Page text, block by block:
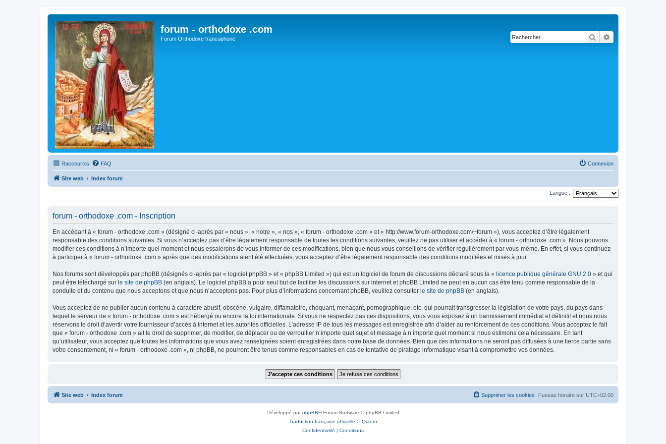
forum - orthodoxe .com
Forum Orthodoxe francophone Rechercher
Raccourcis FAQ Connexion
Site web Index forum
Langue :
forum - orthodoxe .com - Inscription
En accédant à « forum - orthodoxe .com » (désigné ci-après par « nous », « notre », « nos », « forum - orthodoxe .com » et « http://www.forum-orthodoxe.com/~forum »), vous acceptez d’être légalement
responsable des conditions suivantes. Si vous n’acceptez pas d’être légalement responsable de toutes les conditions suivantes, veuillez ne pas utiliser et accéder à « forum - orthodoxe .com ». Nous pouvons
modifier ces conditions à n’importe quel moment et nous essaierons de vous informer de ces modifications, bien que nous vous conseillons de vérifier régulièrement par vous-même. En effet, si vous continuez
à participer à « forum - orthodoxe .com » après que des modifications aient été effectuées, vous acceptez d’être légalement responsable des conditions modifiées et mises à jour.
Nos forums sont développés par phpBB (désignés ci-après par « logiciel phpBB » et « phpBB Limited ») qui est un logiciel de forum de discussions déclaré sous la « licence publique générale GNU 2.0 » et qui
peut être téléchargé sur le site de phpBB (en anglais). Le logiciel phpBB a pour seul but de faciliter les discussions sur internet et phpBB Limited ne peut en aucun cas être tenu comme responsable de la
conduite et du contenu que nous acceptons et que nous n’acceptons pas. Pour plus d’informations concernant phpBB, veuillez consulter le site de phpBB (en anglais).
Vous acceptez de ne publier aucun contenu à caractère abusif, obscène, vulgaire, diffamatoire, choquant, menaçant, pornographique, etc. qui pourrait transgresser la législation de votre pays, du pays dans
lequel le serveur de « forum - orthodoxe .com » est hébergé ou encore la loi internationale. Si vous ne respectez pas ces dispositions, vous vous exposez à un bannissement immédiat et définitif et nous nous
réservons le droit d’avertir votre fournisseur d’accès à internet et les autorités officielles. L’adresse IP de tous les messages est enregistrée afin d’aider au renforcement de ces conditions. Vous acceptez le fait
que « forum - orthodoxe .com » ait le droit de supprimer, de modifier, de déplacer ou de verrouiller n’importe quel sujet et message à n’importe quel moment si nous estimons cela nécessaire. En tant
qu’utilisateur, vous acceptez que toutes les informations que vous avez renseignées soient enregistrées dans notre base de données. Bien que ces informations ne seront pas diffusées à une tierce partie sans
votre consentement, ni « forum - orthodoxe .com », ni phpBB, ne pourront être tenus comme responsables en cas de tentative de piratage informatique visant à compromettre vos données.
Site web Index forum Fuseau horaire sur UTC+02:00
Supprimer les cookies
Développé parphpBB® Forum Software © phpBB Limited
Traduction française officielle ©Qiaeru
Confidentialité | Conditions